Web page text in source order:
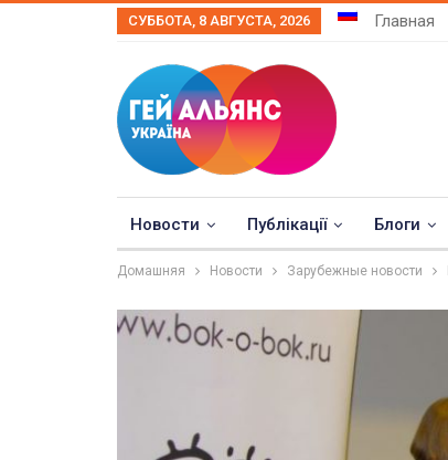
СУББОТА, 8 АВГУСТА, 2026 Главная
Новости Публікації Блоги
Домашняя Новости Зарубежные новости